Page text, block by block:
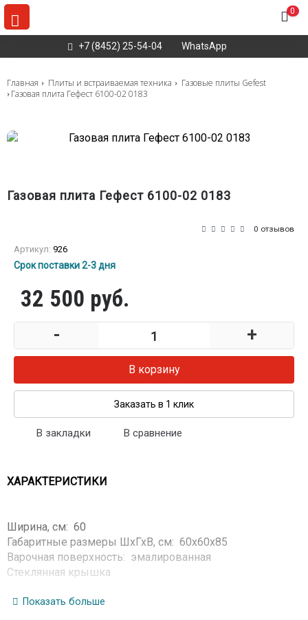
+7 (8452) 25-54-04 WhatsApp
0
Главная Плиты и встраиваемая техника
Газовые плиты Gefest
Газовая плита Гефест 6100-02 0183
Газовая плита Гефест 6100-02 0183
0 отзывов
Артикул: 926
Срок поставки 2-3 дня
32 500 руб.
- +
В корзину
Заказать в 1 клик
В закладки В сравнение
ХАРАКТЕРИСТИКИ
Ширина, см: 60
Габаритные размеры ШхГхВ, см: 60x60x85
Варочная поверхность: эмалированная
Стеклянная крышка
Электророзжиг горелок стола: кнопка розжига на
Показать больше